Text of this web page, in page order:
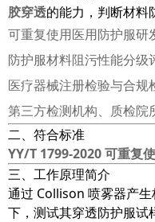
胶穿透的能力，判断材料
可重复使用医用防护服研
防护服材料阻污性能分级
医疗器械注册检验与合规
第三方检测机构、质检院
二、符合标准
YY/T 1799‑2020 可重复
三、工作原理简介
通过 Collison 喷雾器产
下，测试其穿透防护服试